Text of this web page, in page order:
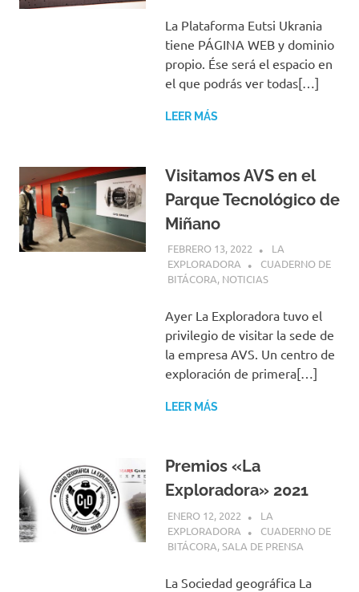
La Plataforma Eutsi Ukrania
tiene PÁGINA WEB y dominio
propio. Ése será el espacio en
el que podrás ver todas[…]
LEER MÁS
Visitamos AVS en el
Parque Tecnológico de
Miñano
FEBRERO 13, 2022
LA
EXPLORADORA
CUADERNO DE
BITÁCORA, NOTICIAS
Ayer La Exploradora tuvo el
privilegio de visitar la sede de
la empresa AVS. Un centro de
exploración de primera[…]
LEER MÁS
Premios «La
Exploradora» 2021
ENERO 12, 2022
LA
EXPLORADORA
CUADERNO DE
BITÁCORA,SALA DE PRENSA
La Sociedad geográfica La